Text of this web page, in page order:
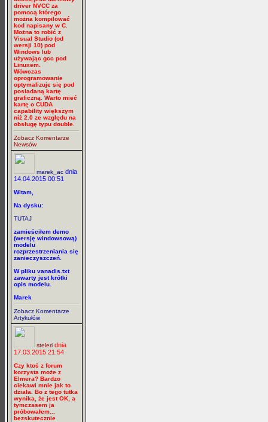
driver NVCC za
pomocą którego
można kompilować
kod napisany w C.
Można to robić z
Visual Studio (od
wersji 10) pod
Windows lub
używając gcc pod
Linuxem.
Wówczas
oprogramowanie
optymalizuje się pod
posiadaną kartę
graficzną. Warto mieć
kartę o CUDA
capability większym
niż 2.0 ze względu na
obsługę typu double.
Zobacz Komentarze
Newsów
marek_ac dnia
14.04.2015 00:51
Witam,
Na dysku:
TUTAJ
zamieściłem demo
(wersję windowsową)
modelu
rozprzestrzeniania się
zanieczyszczeń.
W pliku vanadis.txt
zawarty jest krótki
opis modelu.
Marek
Zobacz Komentarze
Artykułów
steleri dnia
17.03.2015 21:54
Czy ktoś z forum
korzysta może z
Elmera? Bardzo
ciekawi mnie jak to
działa. Bo z tego tutka
wynika, że jest OK, a
tymczasem ja
próbowałem...
bezskutecznie